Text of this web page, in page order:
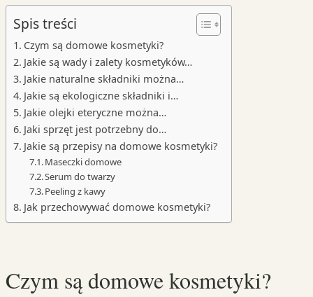
Spis treści
Czym są domowe kosmetyki?
Jakie są wady i zalety kosmetyków…
Jakie naturalne składniki można…
Jakie są ekologiczne składniki i…
Jakie olejki eteryczne można…
Jaki sprzęt jest potrzebny do…
Jakie są przepisy na domowe kosmetyki?
Maseczki domowe
Serum do twarzy
Peeling z kawy
Jak przechowywać domowe kosmetyki?
Czym są domowe kosmetyki?